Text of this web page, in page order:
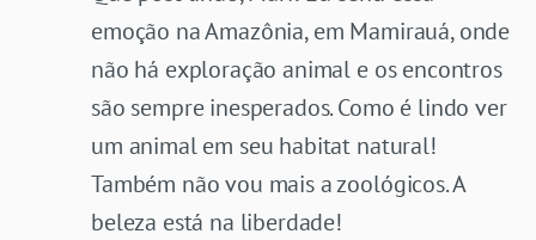
emoção na Amazônia, em Mamirauá, onde
não há exploração animal e os encontros
são sempre inesperados. Como é lindo ver
um animal em seu habitat natural!
Também não vou mais a zoológicos. A
beleza está na liberdade!